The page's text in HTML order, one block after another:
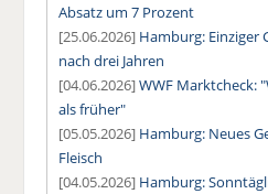
Absatz um 7 Prozent
[25.06.2026] Hamburg: Einziger
nach drei Jahren
[04.06.2026]WWF Marktcheck:
als früher"
[05.05.2026] Hamburg: Neues
Fleisch
[04.05.2026] Hamburg: